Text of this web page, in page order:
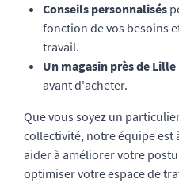
Conseils personnalisés
fonction de vos besoins
travail.
Un magasin près de Lille
avant d'acheter.
Que vous soyez un
collectivité, notre équipe est
aider à améliorer votre
optimiser votre espace de